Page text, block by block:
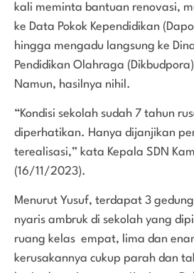
kali meminta bantuan renovasi,
ke Data Pokok Kependidikan
hingga mengadu langsung ke
Pendidikan Olahraga
Namun, hasilnya nihil.
“Kondisi sekolah sudah 7 tahun
diperhatikan. Hanya dijanjikan
terealisasi,” kata Kepala SDN
(16/11/2023).
Menurut Yusuf, terdapat 3
nyaris ambruk di sekolah yang
ruang kelas empat, lima dan
kerusakannya cukup parah dan